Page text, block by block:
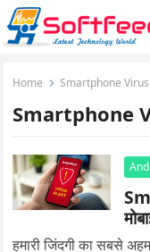
Home Smartphone
Smartphone
हमारी जिंदगी का सबसे